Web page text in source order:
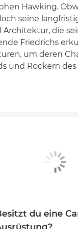
Hawking.
seine
Architektur, die
Friedrichs
um deren
und Rockern
du eine